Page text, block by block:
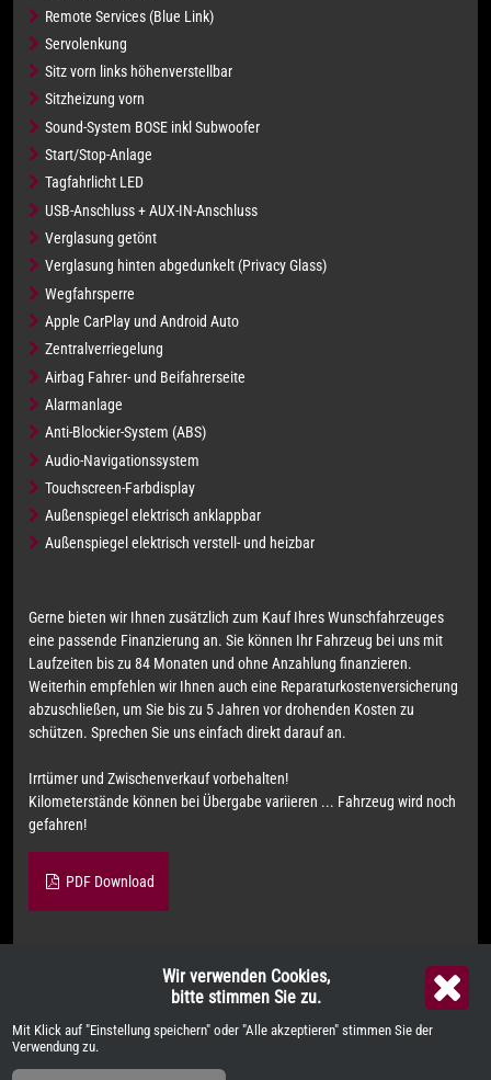
Wir verwenden Cookies,
bitte stimmen Sie zu.
Mit Klick auf "Einstellung speichern" oder "Alle akzeptieren" stimmen Sie der
Verwendung zu.
Remote Services (Blue Link)
Servolenkung
Sitz vorn links höhenverstellbar
Sitzheizung vorn
Sound-System BOSE inkl Subwoofer
Start/Stop-Anlage
Tagfahrlicht LED
USB-Anschluss + AUX-IN-Anschluss
Verglasung getönt
Verglasung hinten abgedunkelt (Privacy Glass)
Wegfahrsperre
Apple CarPlay und Android Auto
Zentralverriegelung
Airbag Fahrer- und Beifahrerseite
Alarmanlage
Anti-Blockier-System (ABS)
Audio-Navigationssystem
Touchscreen-Farbdisplay
Außenspiegel elektrisch anklappbar
Außenspiegel elektrisch verstell- und heizbar
Gerne bieten wir Ihnen zusätzlich zum Kauf Ihres Wunschfahrzeuges
eine passende Finanzierung an. Sie können Ihr Fahrzeug bei uns mit
Laufzeiten bis zu 84 Monaten und ohne Anzahlung finanzieren.
Weiterhin empfehlen wir Ihnen auch eine Reparaturkostenversicherung
abzuschließen, um Sie bis zu 5 Jahren vor drohenden Kosten zu
schützen. Sprechen Sie uns einfach direkt darauf an.
Irrtümer und Zwischenverkauf vorbehalten!
Kilometerstände können bei Übergabe variieren ... Fahrzeug wird noch
gefahren!
PDF Download
Weitere Informationen zum offiziellen Kraftstoffverbrauch und zu
Stromverbrauch neuer PKW können dem "Leitfaden über den offiziellen
Kraftstoffverbrauch, die offiziellen spezifischen CO